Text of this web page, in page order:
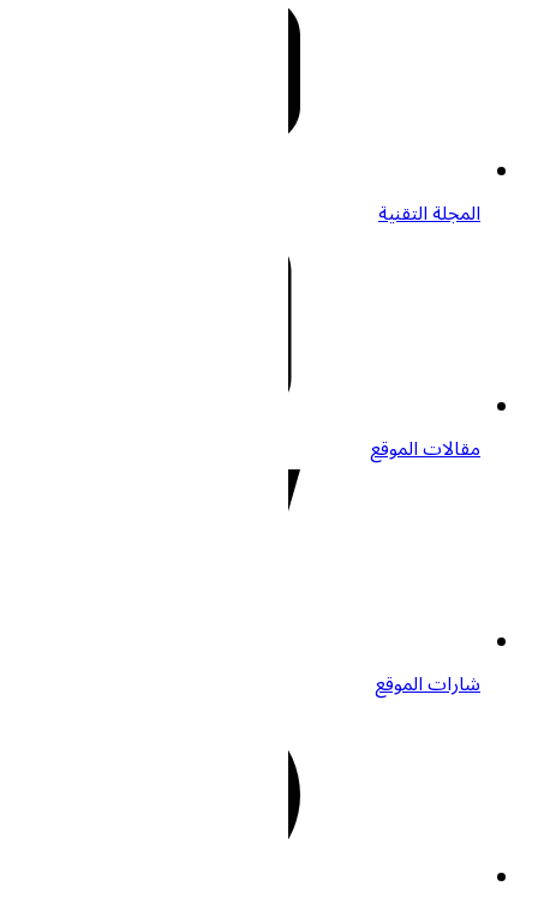
المجلة التقنية
مقالات الموقع
شارات الموقع